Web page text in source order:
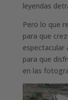
leyendas
Pero lo que
para que
espectacular
para que
en las